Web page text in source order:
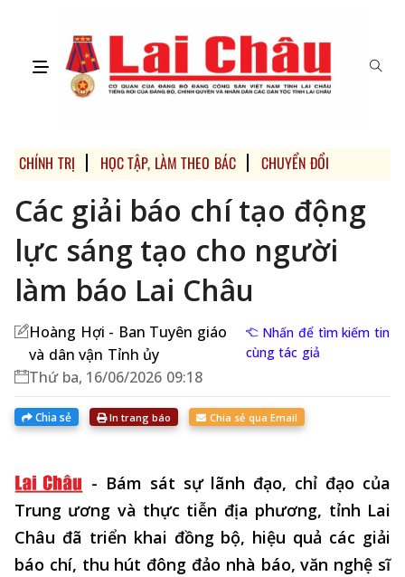
CHÍNH TRỊ HỌC TẬP, LÀM THEO BÁC CHUYỂN ĐỔI SỐ
Các giải báo chí tạo động
lực sáng tạo cho người
làm báo Lai Châu
Hoàng Hợi - Ban Tuyên giáo
và dân vận Tỉnh ủy
Nhấn để tìm kiếm tin
cùng tác giả
Thứ ba, 16/06/2026 09:18
Chia sẻ In trang báo Chia sẻ qua Email
- Bám sát sự lãnh đạo, chỉ đạo của
Trung ương và thực tiễn địa phương, tỉnh Lai
Châu đã triển khai đồng bộ, hiệu quả các giải
báo chí, thu hút đông đảo nhà báo, văn nghệ sĩ